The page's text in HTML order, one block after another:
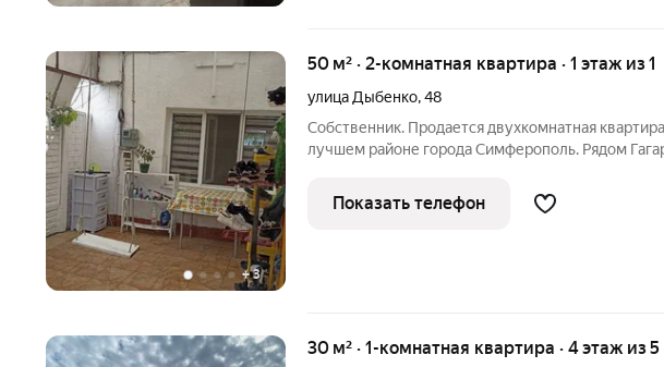
+3
50 м² · 2-комнатная квартира · 1 этаж из 1
улица Дыбенко,48
Собственник. Продается двухкомнатная
лучшем районе города Симферополь. Рядом
любой район города. Квартира расположена на 11
стоянка для авто,
Показать телефон
30 м² · 1-комнатная квартира · 4 этаж из 5